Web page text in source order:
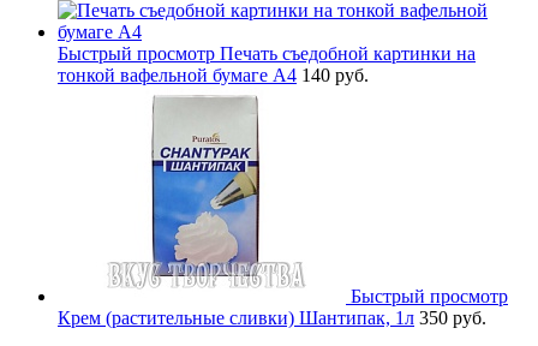
Быстрый просмотр Печать съедобной картинки на
тонкой вафельной бумаге А4 140 руб.
Быстрый просмотр
Крем (растительные сливки) Шантипак, 1л 350 руб.